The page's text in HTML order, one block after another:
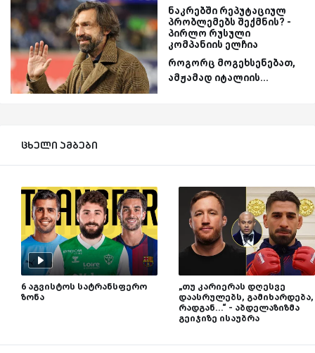
ნაკრებში რეპუტაციულ
პრობლემებს შექმნის? -
პირლო რუსული
კომპანიის ელჩია
როგორც მოგეხსენებათ,
ამჟამად იტალიის...
ცხელი ამბები
6 აგვისტოს სატრანსფერო
ზონა
„თუ კარიერას დღესვე
დაასრულებს, გამიხარდება,
რადგან...“ - აბდელაზიზმა
გეიჯიზე ისაუბრა